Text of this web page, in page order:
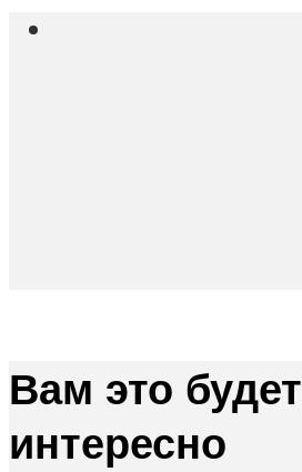
Вам это будет
интересно